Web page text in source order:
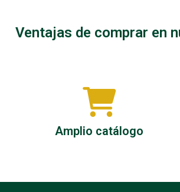
Ventajas de comprar en
Amplio catálogo